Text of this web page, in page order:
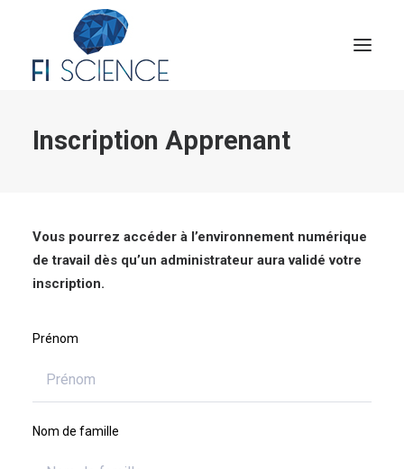
Conseil
Congrès Français de TIP
Contact
Inscription Apprenant
Vous pourrez accéder à l’environnement numérique
de travail dès qu’un administrateur aura validé votre
inscription.
Prénom
Nom de famille